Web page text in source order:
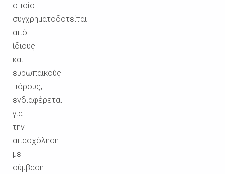
οποίο
συγχρηματοδοτείται
από
ίδιους
και
ευρωπαϊκούς
πόρους,
ενδιαφέρεται
για
την
απασχόληση
με
σύμβαση